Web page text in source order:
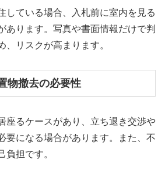
している場合、入札前に室内を見る
あります。写真や書面情報だけで判
、リスクが高まります。
物撤去の必要性
座るケースがあり、立ち退き交渉や
要になる場合があります。また、不
負担です。